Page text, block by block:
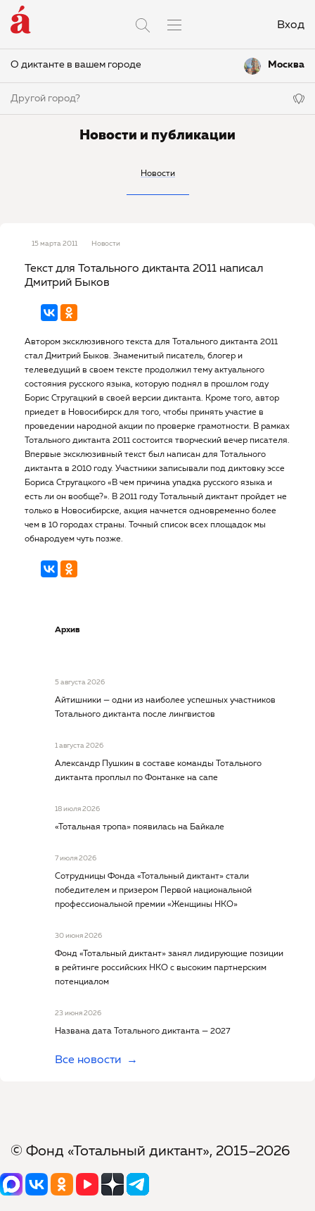
Вход
О диктанте в вашем городе Москва
Другой город?
Новости и публикации
Новости
15 марта 2011 Новости
Текст для Тотального диктанта 2011 написал
Дмитрий Быков
Автором эксклюзивного текста для Тотального диктанта 2011
стал Дмитрий Быков. Знаменитый писатель, блогер и
телеведущий в своем тексте продолжил тему актуального
состояния русского языка, которую поднял в прошлом году
Борис Стругацкий в своей версии диктанта. Кроме того, автор
приедет в Новосибирск для того, чтобы принять участие в
проведении народной акции по проверке грамотности. В рамках
Тотального диктанта 2011 состоится творческий вечер писателя.
Впервые эксклюзивный текст был написан для Тотального
диктанта в 2010 году. Участники записывали под диктовку эссе
Бориса Стругацкого «В чем причина упадка русского языка и
есть ли он вообще?». В 2011 году Тотальный диктант пройдет не
только в Новосибирске, акция начнется одновременно более
чем в 10 городах страны. Точный список всех площадок мы
обнародуем чуть позже.
Архив
5 августа 2026
Айтишники — одни из наиболее успешных участников
Тотального диктанта после лингвистов
1 августа 2026
Александр Пушкин в составе команды Тотального
диктанта проплыл по Фонтанке на сапе
18 июля 2026
«Тотальная тропа» появилась на Байкале
7 июля 2026
Сотрудницы Фонда «Тотальный диктант» стали
победителем и призером Первой национальной
профессиональной премии «Женщины НКО»
30 июня 2026
Фонд «Тотальный диктант» занял лидирующие позиции
в рейтинге российских НКО с высоким партнерским
потенциалом
23 июня 2026
Названа дата Тотального диктанта — 2027
Все новости
© Фонд «Тотальный диктант», 2015–2026